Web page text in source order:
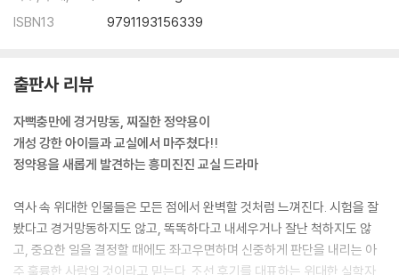
ISBN13
9791193156339
출판사 리뷰
자뻑충만에 경거망동, 찌질한 정약용이
개성 강한 아이들과 교실에서 마주쳤다!!
정약용을 새롭게 발견하는 흥미진진 교실 드라마
역사 속 위대한 인물들은 모든 점에서 완벽할 것처럼 느껴진다. 시험을 잘
봤다고 경거망동하지도 않고, 똑똑하다고 내세우거나 잘난 척하지도 않
고, 중요한 일을 결정할 때에도 좌고우면하며 신중하게 판단을 내리는 아
주 훌륭한 사람일 것이라고 믿는다. 조선 후기를 대표하는 위대한 실학자